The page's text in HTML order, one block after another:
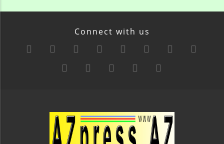
Connect with us